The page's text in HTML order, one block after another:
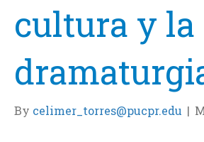
cultura y la
By celimer_torres@pucpr.edu |